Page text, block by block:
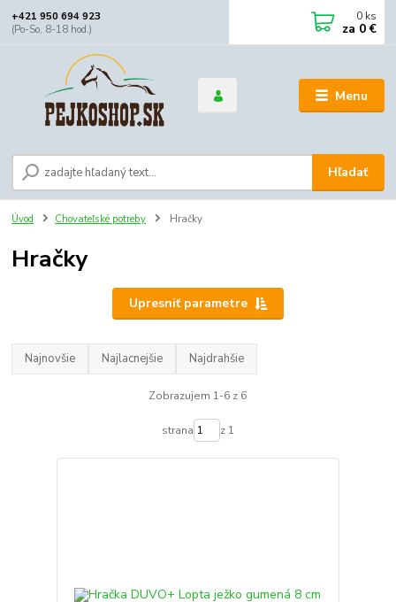
Menu
Hľadať
+421 950 694 923
(Po-So, 8-18 hod.)
0 ks
za 0 €
Úvod Chovateľské potreby Hračky
Hračky
Upresniť parametre
Najnovšie Najlacnejšie Najdrahšie
Zobrazujem 1-6 z 6
strana z 1